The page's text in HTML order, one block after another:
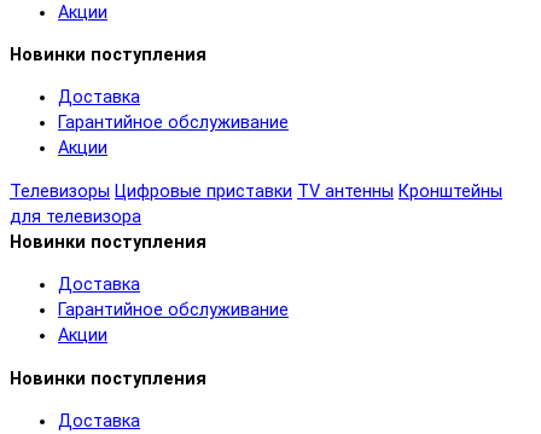
Акции
Новинки поступления
Доставка
Гарантийное обслуживание
Акции
Телевизоры Цифровые приставки TV антенны Кронштейны
для телевизора
Новинки поступления
Доставка
Гарантийное обслуживание
Акции
Новинки поступления
Доставка